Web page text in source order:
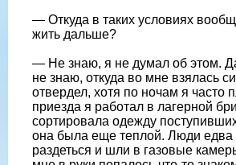
— Откуда в таких условиях
жить дальше?
— Не знаю, я не думал об этом.
не знаю, откуда во мне взялась
отвердел, хотя по ночам я часто
приезда я работал в лагерной
сортировала одежду
она была еще теплой. Люди едва
раздеться и шли в газовые